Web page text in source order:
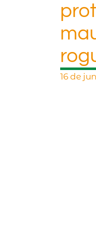
16 de